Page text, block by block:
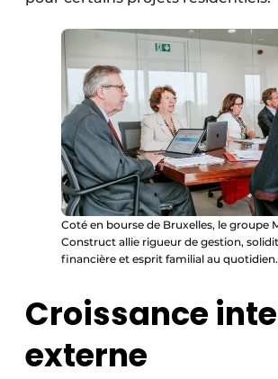
Coté en bourse de Bruxelles, le groupe
Construct allie rigueur de gestion,
financière et esprit familial au quotidien.
Croissance
externe